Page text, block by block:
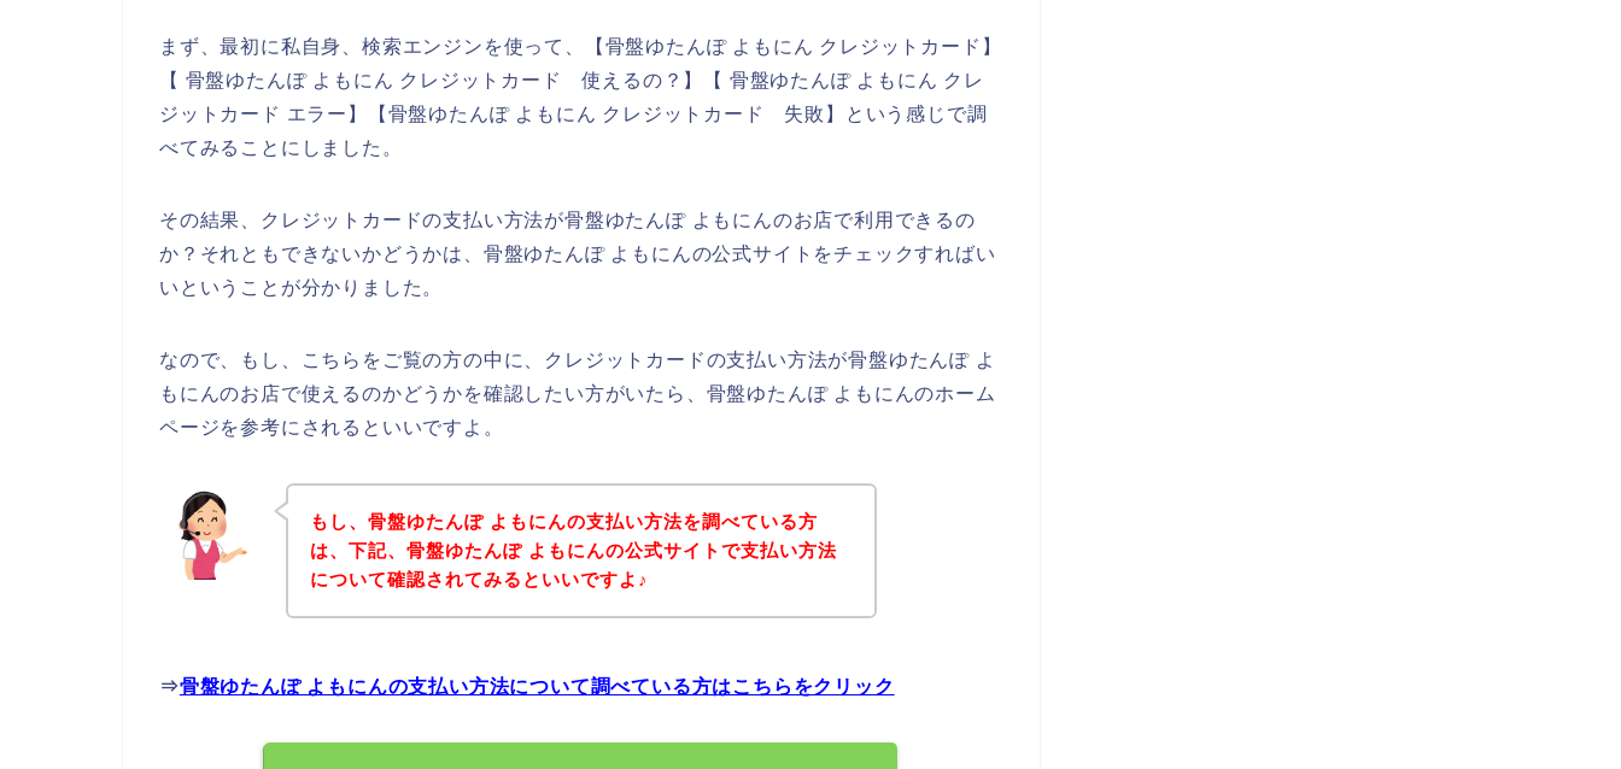
まず、最初に私自身、検索エンジンを使って、【骨盤ゆたんぽ よもにん クレジットカード】
【 骨盤ゆたんぽ よもにん クレジットカード 使えるの？】【 骨盤ゆたんぽ よもにん クレ
ジットカード エラー】【骨盤ゆたんぽ よもにん クレジットカード 失敗】という感じで調
べてみることにしました。
その結果、クレジットカードの支払い方法が骨盤ゆたんぽ よもにんのお店で利用できるの
か？それともできないかどうかは、骨盤ゆたんぽ よもにんの公式サイトをチェックすればい
いということが分かりました。
なので、もし、こちらをご覧の方の中に、クレジットカードの支払い方法が骨盤ゆたんぽ よ
もにんのお店で使えるのかどうかを確認したい方がいたら、骨盤ゆたんぽ よもにんのホーム
ページを参考にされるといいですよ。
もし、骨盤ゆたんぽ よもにんの支払い方法を調べている方
は、下記、骨盤ゆたんぽ よもにんの公式サイトで支払い方法
について確認されてみるといいですよ♪
⇒骨盤ゆたんぽ よもにんの支払い方法について調べている方はこちらをクリック